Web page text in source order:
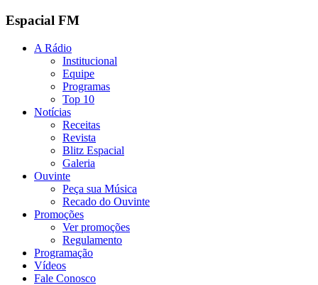
Espacial FM
A Rádio
Institucional
Equipe
Programas
Top 10
Notícias
Receitas
Revista
Blitz Espacial
Galeria
Ouvinte
Peça sua Música
Recado do Ouvinte
Promoções
Ver promoções
Regulamento
Programação
Vídeos
Fale Conosco